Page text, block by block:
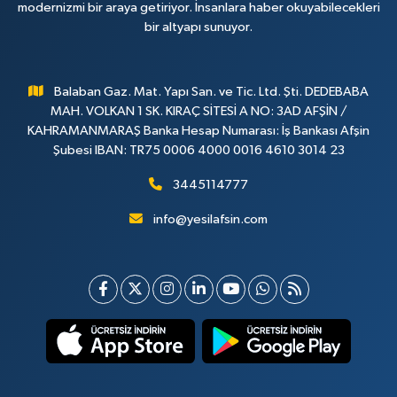
modernizmi bir araya getiriyor. İnsanlara haber okuyabilecekleri
bir altyapı sunuyor.
Balaban Gaz. Mat. Yapı San. ve Tic. Ltd. Şti. DEDEBABA
MAH. VOLKAN 1 SK. KIRAÇ SİTESİ A NO: 3AD AFŞİN /
KAHRAMANMARAŞ Banka Hesap Numarası: İş Bankası Afşin
Şubesi IBAN: TR75 0006 4000 0016 4610 3014 23
3445114777
info@yesilafsin.com